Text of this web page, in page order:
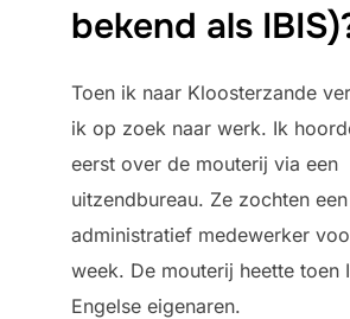
bekend als
Toen ik naar Kloosterzande
ik op zoek naar werk. Ik
eerst over de mouterij via een
uitzendbureau. Ze zochten een
administratief medewerker
week. De mouterij heette toen
Engelse eigenaren.